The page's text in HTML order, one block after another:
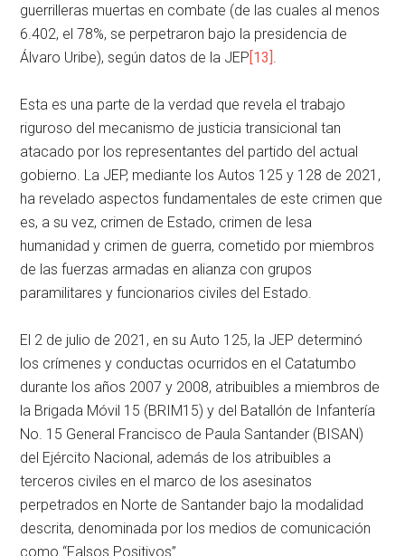
guerrilleras muertas en combate (de las cuales al menos
6.402, el 78%, se perpetraron bajo la presidencia de
Álvaro Uribe), según datos de la JEP[13].
Esta es una parte de la verdad que revela el trabajo
riguroso del mecanismo de justicia transicional tan
atacado por los representantes del partido del actual
gobierno. La JEP, mediante los Autos 125 y 128 de 2021,
ha revelado aspectos fundamentales de este crimen que
es, a su vez, crimen de Estado, crimen de lesa
humanidad y crimen de guerra, cometido por miembros
de las fuerzas armadas en alianza con grupos
paramilitares y funcionarios civiles del Estado.
El 2 de julio de 2021, en su Auto 125, la JEP determinó
los crímenes y conductas ocurridos en el Catatumbo
durante los años 2007 y 2008, atribuibles a miembros de
la Brigada Móvil 15 (BRIM15) y del Batallón de Infantería
No. 15 General Francisco de Paula Santander (BISAN)
del Ejército Nacional, además de los atribuibles a
terceros civiles en el marco de los asesinatos
perpetrados en Norte de Santander bajo la modalidad
descrita, denominada por los medios de comunicación
como “Falsos Positivos”.